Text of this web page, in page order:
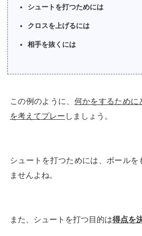
シュートを打つためには
クロスを上げるには
相手を抜くには
この例のように、 何かをするために
を考えてプレー しましょう。
シュートを打つためには、ボールを
ませんよね。
また、シュートを打つ目的は得点を